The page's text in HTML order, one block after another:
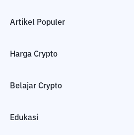
Artikel Populer
Harga Crypto
Belajar Crypto
Edukasi